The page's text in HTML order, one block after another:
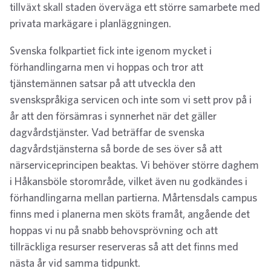
tillväxt skall staden överväga ett större samarbete med
privata markägare i planläggningen.
Svenska folkpartiet fick inte igenom mycket i
förhandlingarna men vi hoppas och tror att
tjänstemännen satsar på att utveckla den
svenskspråkiga servicen och inte som vi sett prov på i
år att den försämras i synnerhet när det gäller
dagvårdstjänster. Vad beträffar de svenska
dagvårdstjänsterna så borde de ses över så att
närserviceprincipen beaktas. Vi behöver större daghem
i Håkansböle storområde, vilket även nu godkändes i
förhandlingarna mellan partierna. Mårtensdals campus
finns med i planerna men sköts framåt, angående det
hoppas vi nu på snabb behovsprövning och att
tillräckliga resurser reserveras så att det finns med
nästa år vid samma tidpunkt.